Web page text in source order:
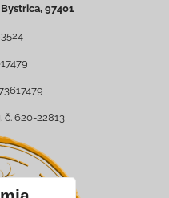
97401
č. 620-22813